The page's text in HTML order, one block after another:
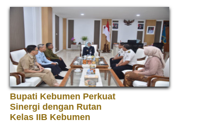
Bupati Kebumen Perkuat
Sinergi dengan Rutan
Kelas IIB Kebumen